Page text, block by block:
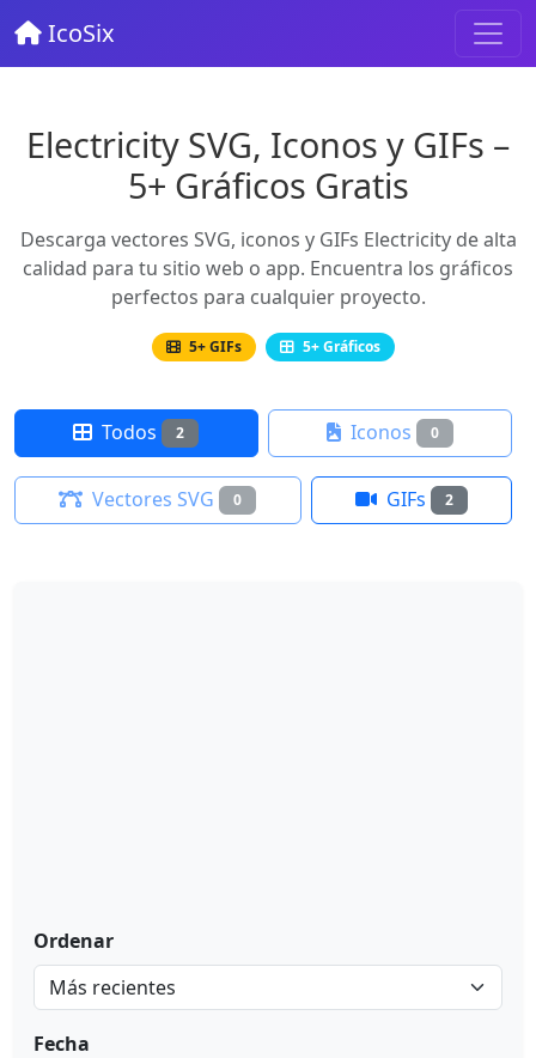
IcoSix
Electricity SVG, Iconos y GIFs –
5+ Gráficos Gratis
Descarga vectores SVG, iconos y GIFs Electricity de alta
calidad para tu sitio web o app. Encuentra los gráficos
perfectos para cualquier proyecto.
5+ GIFs 5+ Gráficos
Todos 2 Iconos 0
Vectores SVG 0 GIFs 2
Ordenar
Fecha